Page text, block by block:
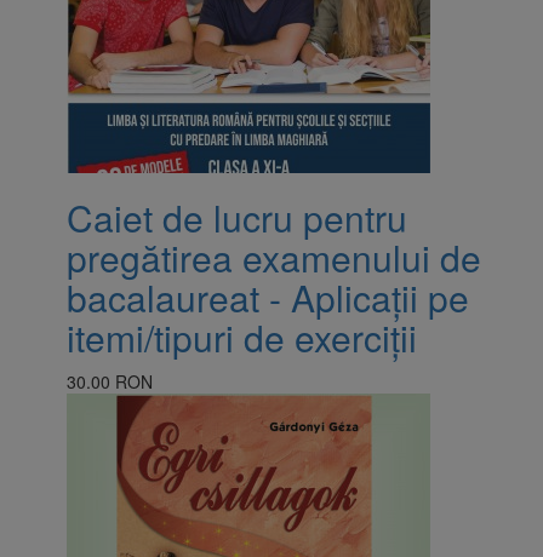
Caiet de lucru pentru
pregătirea examenului de
bacalaureat - Aplicații pe
itemi/tipuri de exerciții
30.00 RON